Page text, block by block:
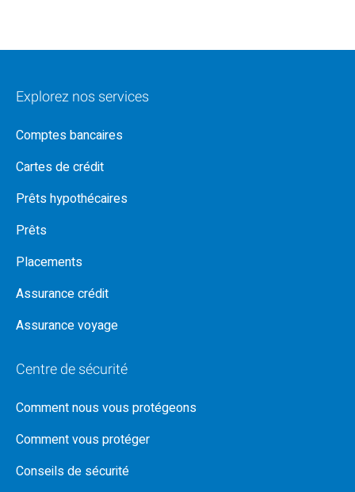
Explorez nos services
Comptes bancaires
Cartes de crédit
Prêts hypothécaires
Prêts
Placements
Assurance crédit
Assurance voyage
Centre de sécurité
Comment nous vous protégeons
Comment vous protéger
Conseils de sécurité